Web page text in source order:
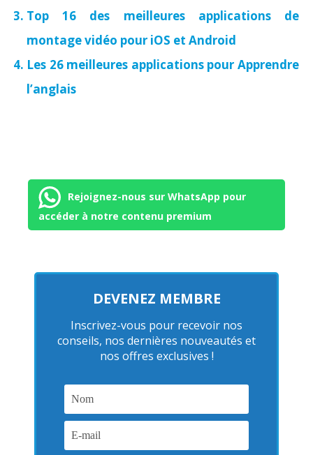
Top 16 des meilleures applications de
montage vidéo pour iOS et Android
Les 26 meilleures applications pour Apprendre
l’anglais
Rejoignez-nous sur WhatsApp pour
accéder à notre contenu premium
DEVENEZ MEMBRE
Inscrivez-vous pour recevoir nos
conseils, nos dernières nouveautés et
nos offres exclusives !